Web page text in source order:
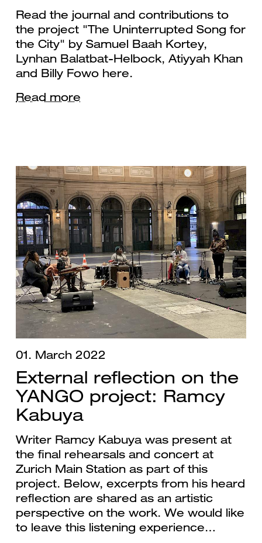
Read the journal and contributions to
the project "The Uninterrupted Song for
the City" by Samuel Baah Kortey,
Lynhan Balatbat-Helbock, Atiyyah Khan
and Billy Fowo here.
Read more
01. March 2022
External reflection on the
YANGO project: Ramcy
Kabuya
Writer Ramcy Kabuya was present at
the final rehearsals and concert at
Zurich Main Station as part of this
project. Below, excerpts from his heard
reflection are shared as an artistic
perspective on the work. We would like
to leave this listening experience…